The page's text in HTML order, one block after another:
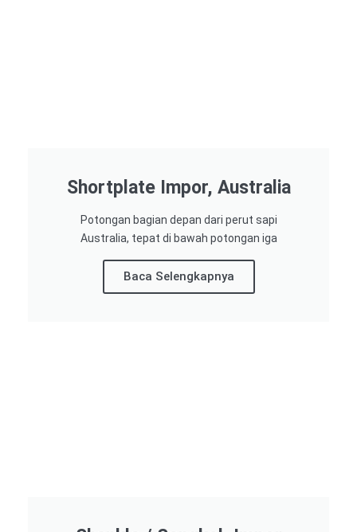
Shortplate Impor, Australia
Potongan bagian depan dari perut sapi
Australia, tepat di bawah potongan iga
Baca Selengkapnya